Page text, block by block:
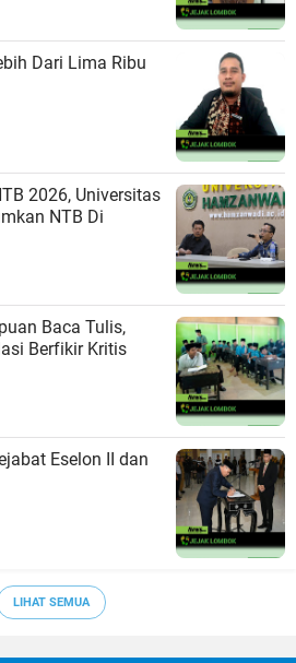
Dari Lima Ribu
2026, Universitas
NTB Di
Baca Tulis,
Berfikir Kritis
Eselon II dan
LIHAT SEMUA